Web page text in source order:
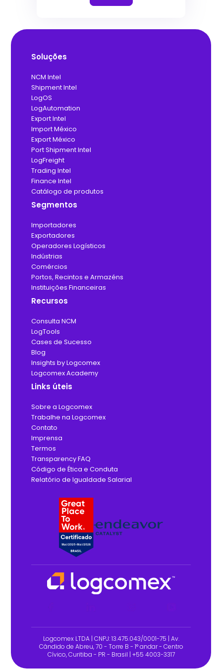
Soluções
NCM Intel
Shipment Intel
LogOS
LogAutomation
Export Intel
Import México
Export México
Port Shipment Intel
LogFreight
Trading Intel
Finance Intel
Catálogo de produtos
Segmentos
Importadores
Exportadores
Operadores Logísticos
Indústrias
Comércios
Portos, Recintos e Armazéns
Instituições Financeiras
Recursos
Consulta NCM
LogTools
Cases de Sucesso
Blog
Insights by Logcomex
Logcomex Academy
Links úteis
Sobre a Logcomex
Trabalhe na Logcomex
Contato
Imprensa
Termos
Transparency FAQ
Código de Ética e Conduta
Relatório de Igualdade Salarial
Logcomex LTDA | CNPJ: 13.475.043/0001-75 | Av.
Cândido de Abreu, 70 - Torre B - 1° andar - Centro
Cívico, Curitiba - PR - Brasil | +55 4003-3317